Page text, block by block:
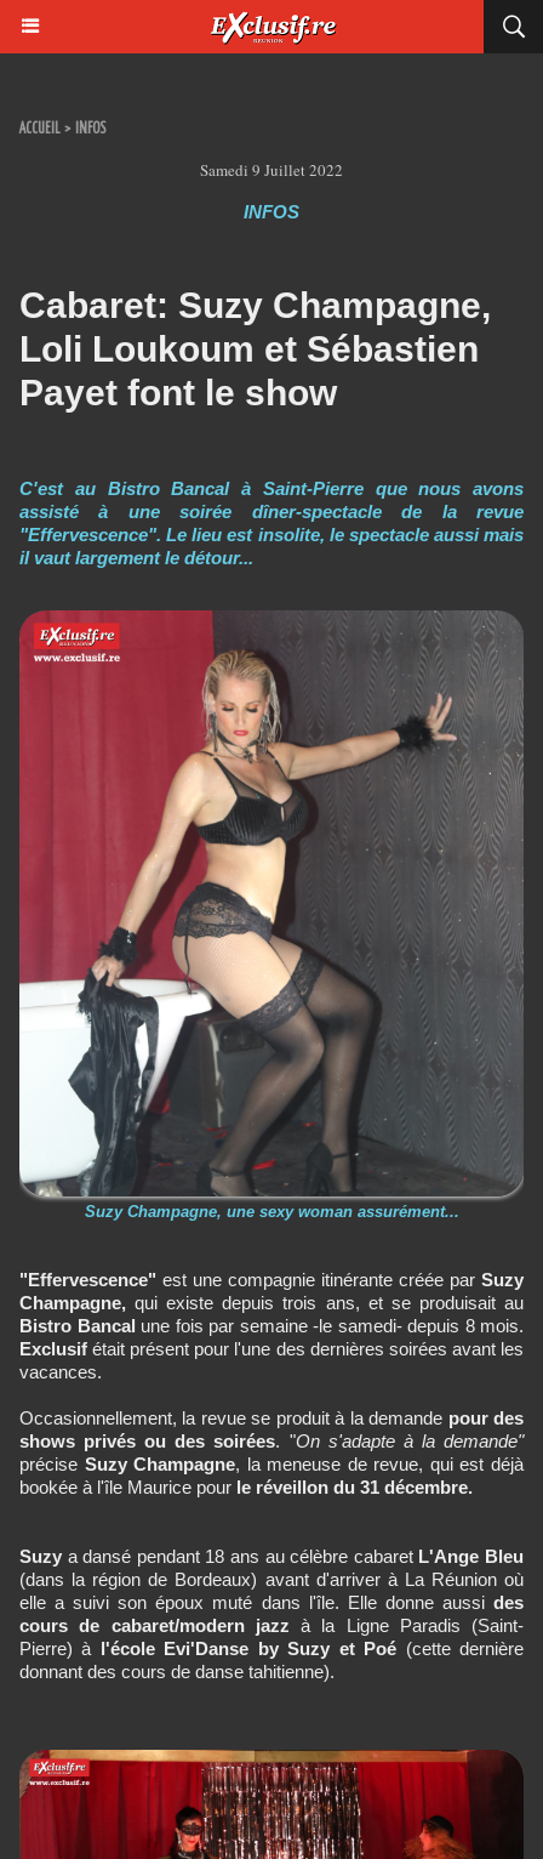
ACCUEIL > INFOS
Samedi 9 Juillet 2022
INFOS
Cabaret: Suzy Champagne,
Loli Loukoum et Sébastien
Payet font le show
C'est au Bistro Bancal à Saint-Pierre que nous avons
assisté à une soirée dîner-spectacle de la revue
"Effervescence". Le lieu est insolite, le spectacle aussi mais
il vaut largement le détour...
Suzy Champagne, une sexy woman assurément...
"Effervescence" est une compagnie itinérante créée par Suzy
Champagne, qui existe depuis trois ans, et se produisait au
Bistro Bancal une fois par semaine -le samedi- depuis 8 mois.
Exclusifétait présent pour l'une des dernières soirées avant les
vacances.
Occasionnellement, la revue se produit à la demande pour des
shows privés ou des soirées. "On s'adapte à la demande"
précise Suzy Champagne, la meneuse de revue, qui est déjà
bookée à l'île Maurice pour le réveillon du 31 décembre.
Suzy a dansé pendant 18 ans au célèbre cabaret L'Ange Bleu
(dans la région de Bordeaux) avant d'arriver à La Réunion où
elle a suivi son époux muté dans l'île. Elle donne aussi des
cours de cabaret/modern jazz à la Ligne Paradis (Saint-
Pierre) à l'école Evi'Danse by Suzy et Poé (cette dernière
donnant des cours de danse tahitienne).